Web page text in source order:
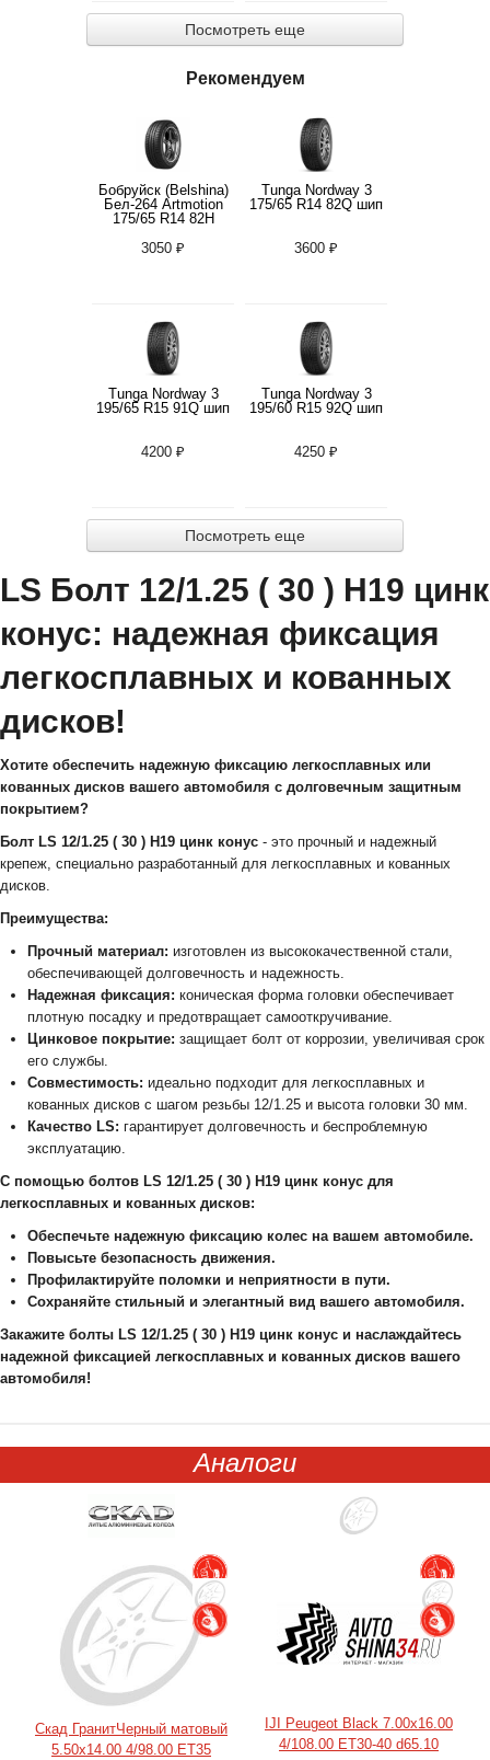
Посмотреть еще
Рекомендуем
Бобруйск (Belshina)
Бел-264 Artmotion
175/65 R14 82H
3050 ₽
Tunga Nordway 3
175/65 R14 82Q шип
3600 ₽
Tunga Nordway 3
195/65 R15 91Q шип
4200 ₽
Tunga Nordway 3
195/60 R15 92Q шип
4250 ₽
Посмотреть еще
LS Болт 12/1.25 ( 30 ) H19 цинк
конус: надежная фиксация
легкосплавных и кованных
дисков!
Хотите обеспечить надежную фиксацию легкосплавных или
кованных дисков вашего автомобиля с долговечным защитным
покрытием?
Болт LS 12/1.25 ( 30 ) H19 цинк конус - это прочный и надежный
крепеж, специально разработанный для легкосплавных и кованных
дисков.
Преимущества:
Прочный материал: изготовлен из высококачественной стали,
обеспечивающей долговечность и надежность.
Надежная фиксация: коническая форма головки обеспечивает
плотную посадку и предотвращает самооткручивание.
Цинковое покрытие: защищает болт от коррозии, увеличивая срок
его службы.
Совместимость: идеально подходит для легкосплавных и
кованных дисков с шагом резьбы 12/1.25 и высота головки 30 мм.
Качество LS: гарантирует долговечность и беспроблемную
эксплуатацию.
С помощью болтов LS 12/1.25 ( 30 ) H19 цинк конус для
легкосплавных и кованных дисков:
Обеспечьте надежную фиксацию колес на вашем автомобиле.
Повысьте безопасность движения.
Профилактируйте поломки и неприятности в пути.
Сохраняйте стильный и элегантный вид вашего автомобиля.
Закажите болты LS 12/1.25 ( 30 ) H19 цинк конус и наслаждайтесь
надежной фиксацией легкосплавных и кованных дисков вашего
автомобиля!
Аналоги
Скад ГранитЧерный матовый
5.50x14.00 4/98.00 ET35
IJI Peugeot Black 7.00x16.00
4/108.00 ET30-40 d65.10